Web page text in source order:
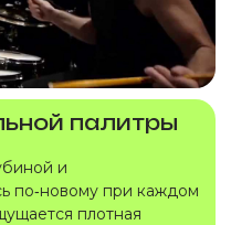
палитры
и
по‑новому при каждом
плотная